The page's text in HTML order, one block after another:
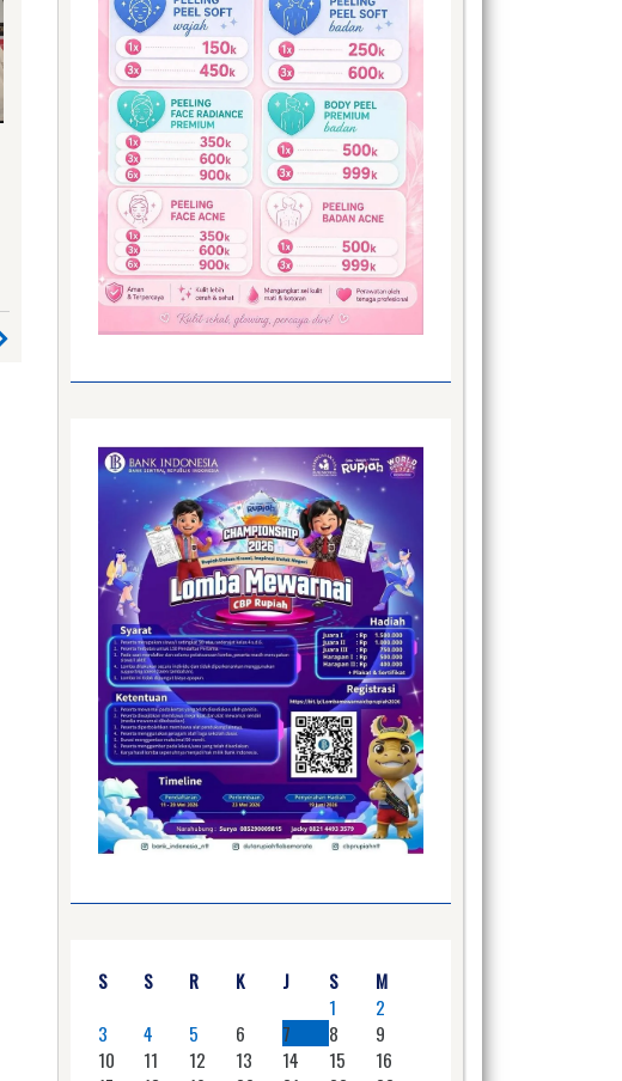
S S R K J S
M
1
2
3
4 5 6 7 8
9
10
11 12 13 14 15
16